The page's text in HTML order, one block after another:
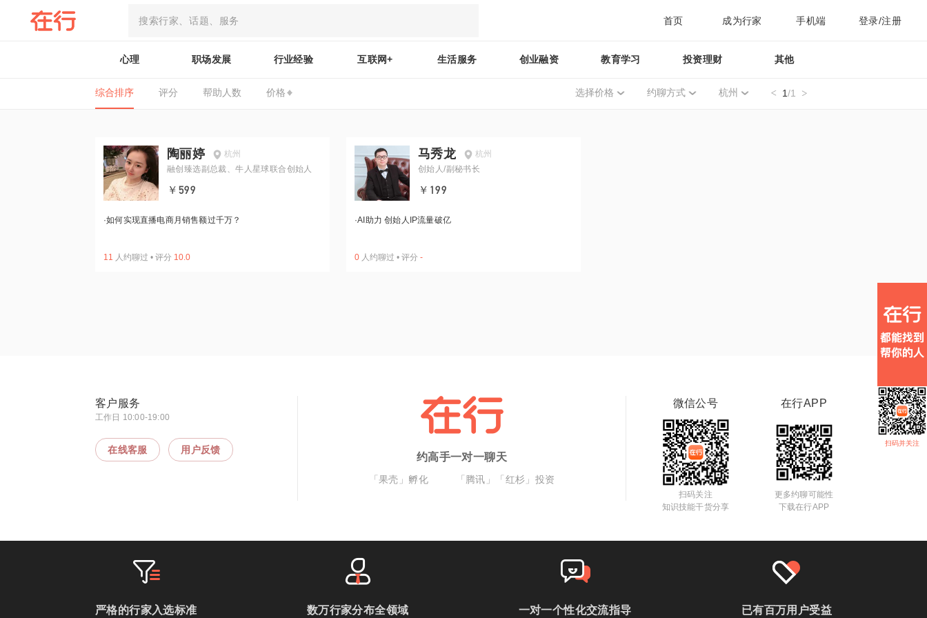
首页 成为行家 手机端 登录/注册
心理 职场发展 行业经验 互联网+ 生活服务 创业融资 教育学习 投资理财 其他
综合排序 评分 帮助人数 价格 选择价格 约聊方式 杭州 1/1
陶丽婷
杭州
融创臻选副总裁、牛人星球联合创始人
￥599
·如何实现直播电商月销售额过千万？
11 人约聊过 • 评分 10.0
马秀龙
杭州
创始人/副秘书长
￥199
·AI助力 创始人IP流量破亿
0 人约聊过 • 评分 -
扫码并关注
客户服务
工作日 10:00-19:00
在线客服 用户反馈
约高手一对一聊天
「果壳」孵化 「腾讯」「红杉」投资
微信公号
扫码关注
知识技能干货分享
在行APP
更多约聊可能性
下载在行APP
严格的行家入选标准 数万行家分布全领域 一对一个性化交流指导 已有百万用户受益